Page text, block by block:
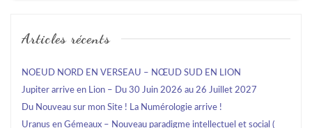
Articles récents
NOEUD NORD EN VERSEAU – NŒUD SUD EN LION
Jupiter arrive en Lion – Du 30 Juin 2026 au 26 Juillet 2027
Du Nouveau sur mon Site ! La Numérologie arrive !
Uranus en Gémeaux – Nouveau paradigme intellectuel et social (